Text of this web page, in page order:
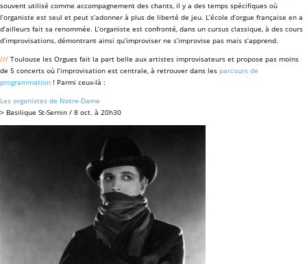
souvent utilisé comme accompagnement des chants, il y a des temps spécifiques où
l’organiste est seul et peut s’adonner à plus de liberté de jeu. L’école d’orgue française en a
d’ailleurs fait sa renommée. L’organiste est confronté, dans un cursus classique, à des cours
d’improvisations, démontrant ainsi qu’improviser ne s’improvise pas mais s’apprend.
/// Toulouse les Orgues fait la part belle aux artistes improvisateurs et propose pas moins
de 5 concerts où l’improvisation est centrale, à retrouver dans les parcours de
programmation ! Parmi ceux-là :
Les organistes de Notre-Dame
> Basilique St-Sernin / 8 oct. à 20h30